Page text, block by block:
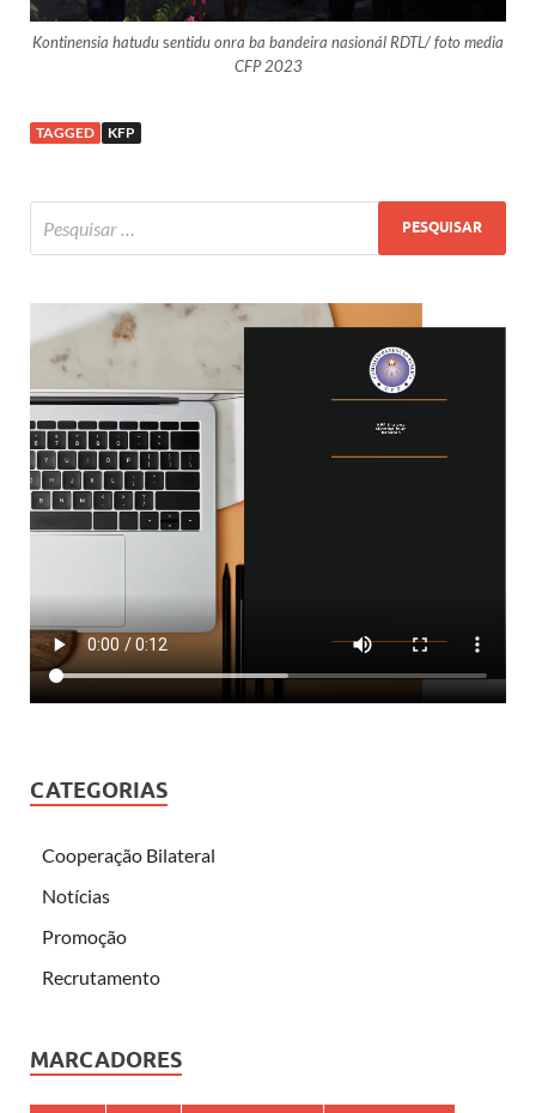
Kontinensia hatudusentidu onra ba bandeira nasionál RDTL/ foto media
CFP 2023
TAGGED KFP
CATEGORIAS
Cooperação Bilateral
Notícias
Promoção
Recrutamento
MARCADORES